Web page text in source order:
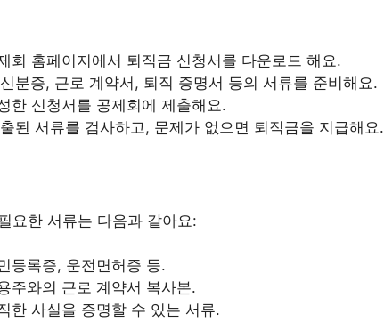
회 홈페이지에서 퇴직금 신청서를 다운로드 해요.
분증, 근로 계약서, 퇴직 증명서 등의 서류를 준비해요.
한 신청서를 공제회에 제출해요.
된 서류를 검사하고, 문제가 없으면 퇴직금을 지급해요.
요한 서류는 다음과 같아요:
등록증, 운전면허증 등.
주와의 근로 계약서 복사본.
한 사실을 증명할 수 있는 서류.